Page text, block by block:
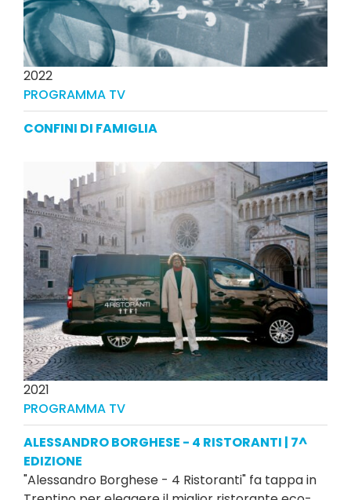
2022
PROGRAMMA TV
CONFINI DI FAMIGLIA
2021
PROGRAMMA TV
ALESSANDRO BORGHESE - 4 RISTORANTI | 7^
EDIZIONE
"Alessandro Borghese - 4 Ristoranti" fa tappa in